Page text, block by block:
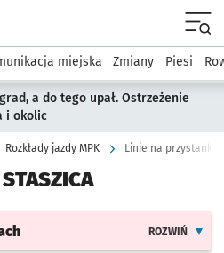
podserwis: Komunikacja
miejska Zmiany Piesi
a do tego upał. Ostrzeżenie
i okolic
Rozkłady jazdy MPK Linie na przystanku
ROZWIŃ